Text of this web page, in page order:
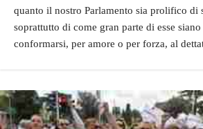
quanto il nostro Parlamento sia prolifico di
soprattutto di come gran parte di esse
conformarsi, per amore o per forza, al